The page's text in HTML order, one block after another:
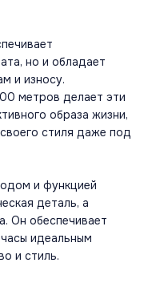
но и обладает
и износу.
метров делает эти
образа жизни,
стиля даже под
и функцией
деталь, а
Он обеспечивает
идеальным
и стиль.